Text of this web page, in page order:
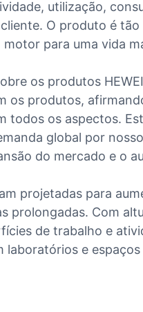
utilização,
O produto é tão
para uma vida
os produtos HEWEI
os produtos,
todos os aspectos.
global por
do mercado e o
projetadas para
prolongadas. Com
de trabalho e
e espaços